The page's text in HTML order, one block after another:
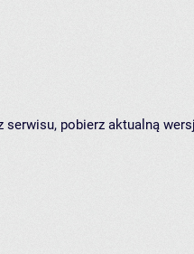
serwisu, pobierz aktualną